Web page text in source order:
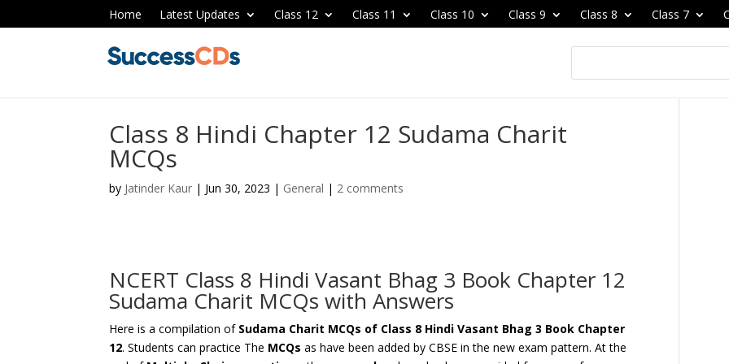
Home Latest Updates Class 12 Class 11 Class 10 Class 9 Class 8 Class 7
Class 8 Hindi Chapter 12 Sudama Charit
MCQs
by Jatinder Kaur | Jun 30, 2023 | General | 2 comments
NCERT Class 8 Hindi Vasant Bhag 3 Book Chapter 12
Sudama Charit MCQs with Answers
Here is a compilation of Sudama Charit MCQs of Class 8 Hindi Vasant Bhag 3 Book Chapter
12. Students can practice The MCQs as have been added by CBSE in the new exam pattern. At the